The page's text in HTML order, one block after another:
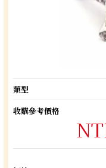
類型
收購參考價格